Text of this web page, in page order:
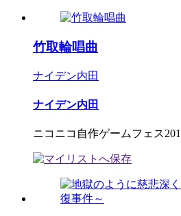
竹取輪唱曲
ナイデン内田
ナイデン内田
ニコニコ自作ゲームフェス